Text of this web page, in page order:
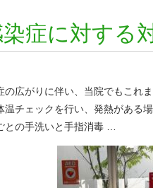
症に対する
の広がりに伴い、当院でもこれ
温チェックを行い、発熱がある
との手洗いと手指消毒 …